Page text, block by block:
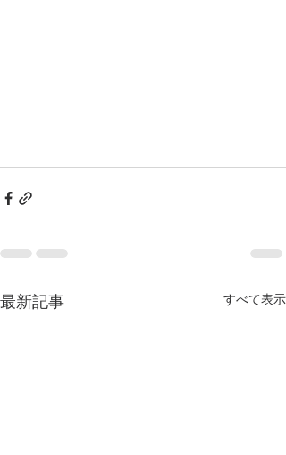
最新記事 すべて表示